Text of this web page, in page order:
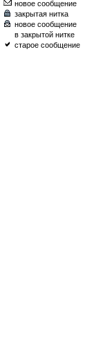
новое сообщение
закрытая нитка
новое сообщение
в закрытой нитке
старое сообщение